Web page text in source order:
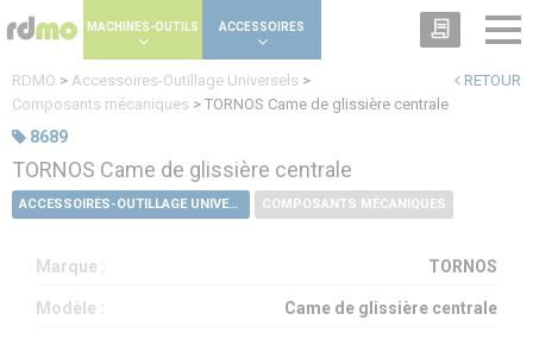
MACHINES-OUTILS ACCESSOIRES
RETOUR
RDMO > Accessoires-Outillage Universels >
Composants mécaniques > TORNOS Came de glissière centrale
8689
TORNOS Came de glissière centrale
ACCESSOIRES-OUTILLAGE UNIVERSELS COMPOSANTS MÉCANIQUES
Marque : TORNOS
Modèle : Came de glissière centrale